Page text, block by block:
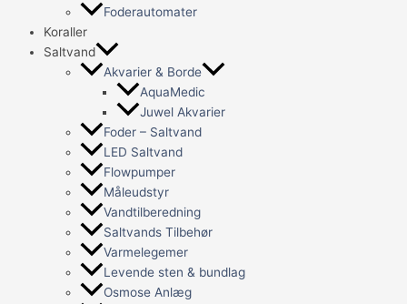
Foderautomater
Koraller
Saltvand
Akvarier & Borde
AquaMedic
Juwel Akvarier
Foder – Saltvand
LED Saltvand
Flowpumper
Måleudstyr
Vandtilberedning
Saltvands Tilbehør
Varmelegemer
Levende sten & bundlag
Osmose Anlæg